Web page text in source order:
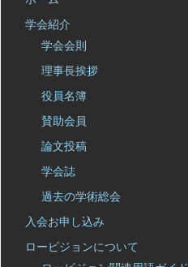
学会紹介
学会会則
理事長挨拶
役員名簿
賛助会員
論文投稿
学会誌
過去の学術総会
入会お申し込み
ロービジョンについて